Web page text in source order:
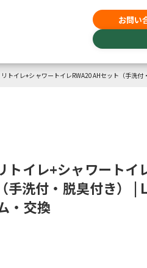
お問い
トイレ+シャワートイレRWA20AHセット（手洗付
イレ+シャワートイ
手洗付・脱臭付き） |
・交換